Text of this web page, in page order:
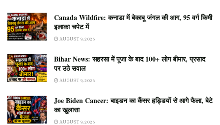
Canada Wildfire: कनाडा में बेकाबू जंगल की आग, 95 वर्ग किमी
इलाका चपेट में
AUGUST 9, 2026
Bihar News: सहरसा में पूजा के बाद 100+ लोग बीमार, प्रसाद
पर उठे सवाल
AUGUST 9, 2026
Joe Biden Cancer: बाइडन का कैंसर हड्डियों से आगे फैला, बेटे
का खुलासा
AUGUST 9, 2026